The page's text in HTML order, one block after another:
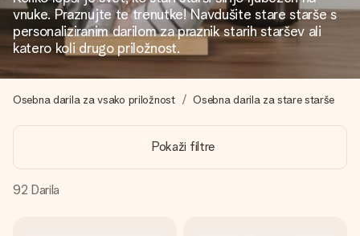
4,8 (na podlagi +15.000 mnenj)
Naša darila navdihujejo. Stranke nas na Google Reviews
ocenjujejo s 4,8.
njenim imenom, tvojo fotografijo ali sporočilom, ki ogreje
srce. Brez zapletov, le vsa ljubezen za ta trenutek.
vnuke. Praznujte te trenutke! Navdušite stare starše s
personaliziranim darilom za praznik starih staršev ali
katero koli drugo priložnost.
Osebna darila za vsako priložnost Osebna darila za stare starše
Pokaži filtre
92 Darila